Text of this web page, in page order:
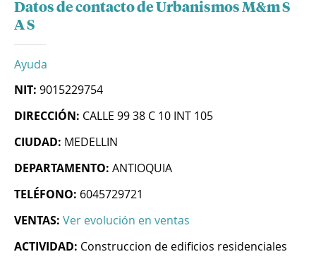
Datos de contacto de Urbanismos M&m S
A S
Ayuda
NIT: 9015229754
DIRECCIÓN: CALLE 99 38 C 10 INT 105
CIUDAD: MEDELLIN
DEPARTAMENTO: ANTIOQUIA
TELÉFONO: 6045729721
VENTAS: Ver evolución en ventas
ACTIVIDAD: Construccion de edificios residenciales